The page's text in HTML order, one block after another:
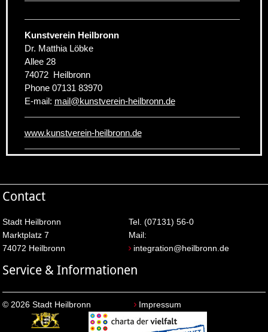
Kunstverein Heilbronn
Dr. Matthia Löbke
Allee 28
74072 Heilbronn
Phone 07131 83970
E-mail: mail@kunstverein-heilbronn.de
www.kunstverein-heilbronn.de
Contact
Stadt Heilbronn
Marktplatz 7
74072 Heilbronn
Tel. (07131) 56-0
Mail:
integration@heilbronn.de
Service & Informationen
© 2026 Stadt Heilbronn Impressum